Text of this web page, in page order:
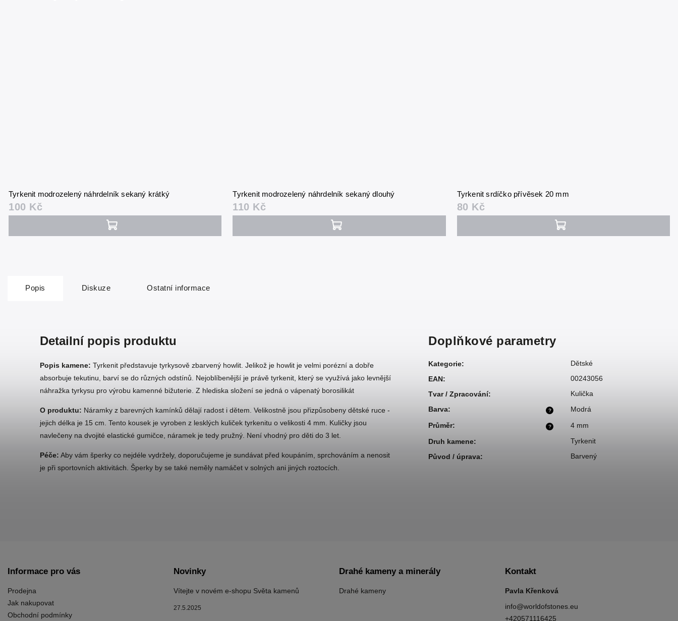
Tyrkenit modrozelený náhrdelník sekaný krátký
100 Kč
Tyrkenit modrozelený náhrdelník sekaný dlouhý
110 Kč
Tyrkenit srdíčko přívěsek 20 mm
80 Kč
Popis Diskuze Ostatní informace
Detailní popis produktu
Popis kamene: Tyrkenit představuje tyrkysově zbarvený howlit. Jelikož je howlit je velmi porézní a dobře
absorbuje tekutinu, barví se do různých odstínů. Nejoblíbenější je právě tyrkenit, který se využívá jako levnější
náhražka tyrkysu pro výrobu kamenné bižuterie. Z hlediska složení se jedná o vápenatý borosilikát
O produktu: Náramky z barevných kamínků dělají radost i dětem. Velikostně jsou přizpůsobeny dětské ruce -
jejich délka je 15 cm. Tento kousek je vyroben z lesklých kuliček tyrkenitu o velikosti 4 mm. Kuličky jsou
navlečeny na dvojité elastické gumičce, náramek je tedy pružný. Není vhodný pro děti do 3 let.
Péče: Aby vám šperky co nejdéle vydržely, doporučujeme je sundávat před koupáním, sprchováním a nenosit
je při sportovních aktivitách. Šperky by se také neměly namáčet v solných ani jiných roztocích.
Doplňkové parametry
Kategorie:
Dětské
EAN:
00243056
Tvar / Zpracování: Kulička
?
Barva: Modrá
?
Průměr:
4 mm
Druh kamene:
Tyrkenit
Původ / úprava: Barvený
Informace pro vás
Prodejna
Jak nakupovat
Obchodní podmínky
Novinky
Vítejte v novém e-shopu Světa kamenů
27.5.2025
Drahé kameny a minerály
Drahé kameny
Kontakt
Pavla Křenková
info@worldofstones.eu
+420571116425